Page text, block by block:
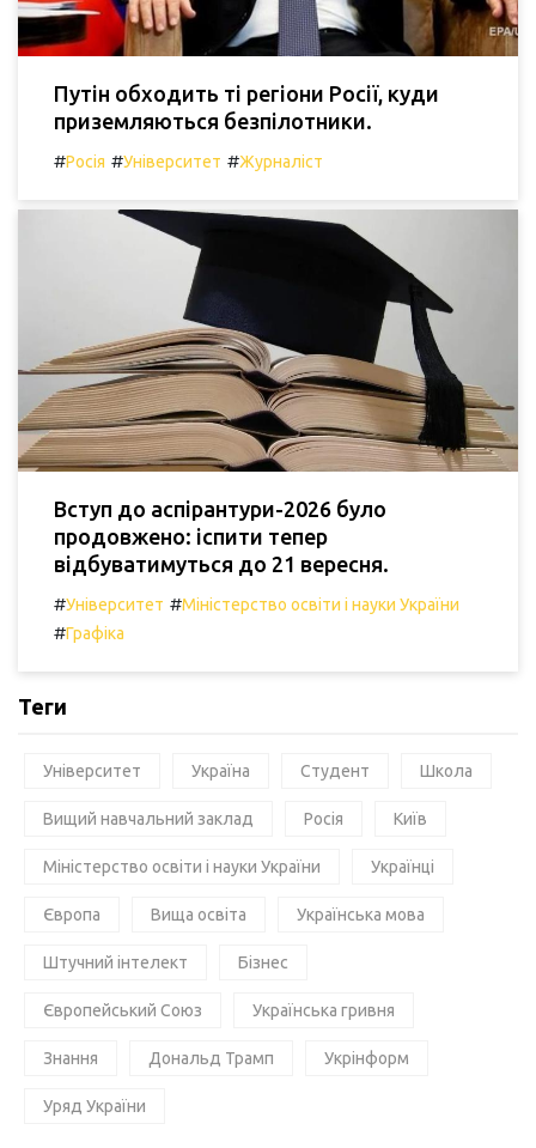
Путін обходить ті регіони Росії, куди
приземляються безпілотники.
#Росія #Університет #Журналіст
Вступ до аспірантури-2026 було
продовжено: іспити тепер
відбуватимуться до 21 вересня.
#Університет #Міністерство освіти і науки України
#Графіка
Теги
Університет Україна Студент Школа
Вищий навчальний заклад Росія Київ
Міністерство освіти і науки України Українці
Європа Вища освіта Українська мова
Штучний інтелект Бізнес
Європейський Союз Українська гривня
Знання Дональд Трамп Укрінформ
Уряд України